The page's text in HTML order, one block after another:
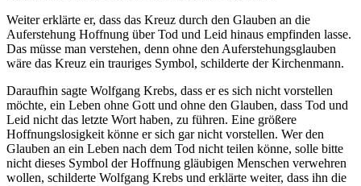
Weiter erklärte er, dass das Kreuz durch den Glauben an die
Auferstehung Hoffnung über Tod und Leid hinaus empfinden lasse.
Das müsse man verstehen, denn ohne den Auferstehungsglauben
wäre das Kreuz ein trauriges Symbol, schilderte der Kirchenmann.
Daraufhin sagte Wolfgang Krebs, dass er es sich nicht vorstellen
möchte, ein Leben ohne Gott und ohne den Glauben, dass Tod und
Leid nicht das letzte Wort haben, zu führen. Eine größere
Hoffnungslosigkeit könne er sich gar nicht vorstellen. Wer den
Glauben an ein Leben nach dem Tod nicht teilen könne, solle bitte
nicht dieses Symbol der Hoffnung gläubigen Menschen verwehren
wollen, schilderte Wolfgang Krebs und erklärte weiter, dass ihn die